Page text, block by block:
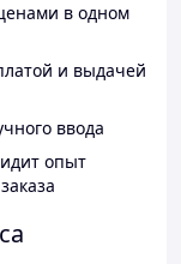
в одном
и выдачей
ввода
опыт